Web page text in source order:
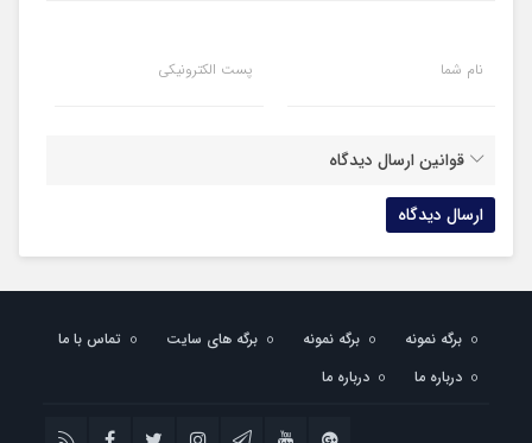
نام شما پست الکترونیکی
قوانین ارسال دیدگاه
برگه نمونه برگه نمونه برگه های سایت
تماس با ما
درباره ما
درباره ما